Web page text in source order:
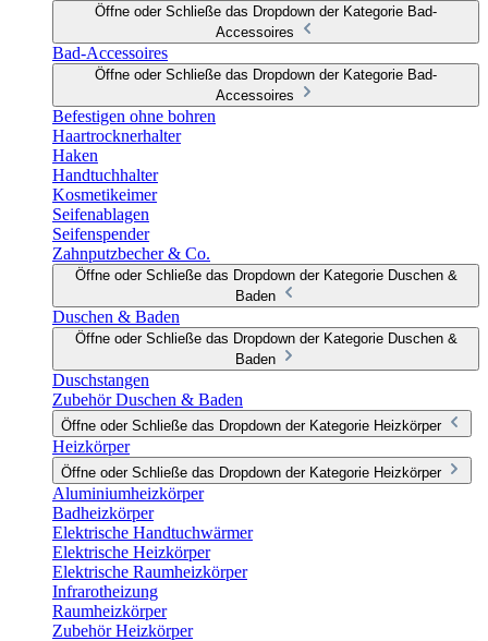
Öffne oder Schließe das Dropdown der Kategorie Bad-
Accessoires
Bad-Accessoires
Öffne oder Schließe das Dropdown der Kategorie Bad-
Accessoires
Befestigen ohne bohren
Haartrocknerhalter
Haken
Handtuchhalter
Kosmetikeimer
Seifenablagen
Seifenspender
Zahnputzbecher & Co.
Öffne oder Schließe das Dropdown der Kategorie Duschen &
Baden
Duschen & Baden
Öffne oder Schließe das Dropdown der Kategorie Duschen &
Baden
Duschstangen
Zubehör Duschen & Baden
Öffne oder Schließe das Dropdown der Kategorie Heizkörper
Heizkörper
Öffne oder Schließe das Dropdown der Kategorie Heizkörper
Aluminiumheizkörper
Badheizkörper
Elektrische Handtuchwärmer
Elektrische Heizkörper
Elektrische Raumheizkörper
Infrarotheizung
Raumheizkörper
Zubehör Heizkörper